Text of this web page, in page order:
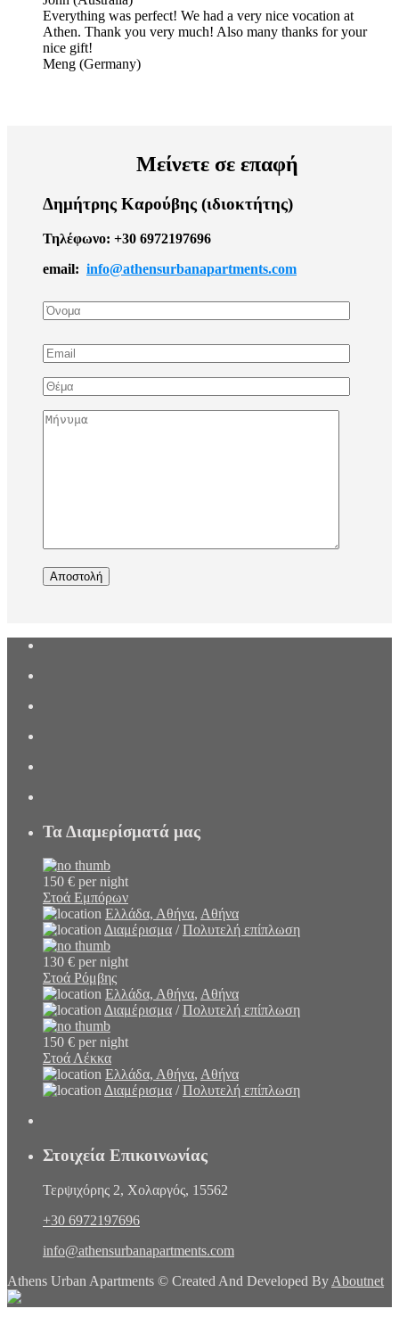
Everything was perfect! We had a very nice vocation at
Athen. Thank you very much! Also many thanks for your
nice gift!
Meng (Germany)
Μείνετε σε επαφή
Δημήτρης Καρούβης (ιδιοκτήτης)
Τηλέφωνο: +30 6972197696
email: info@athensurbanapartments.com
Αποστολή
Τα Διαμερίσματά μας
150 € per night
Στοά Εμπόρων
Ελλάδα, Αθήνα, Αθήνα
Διαμέρισμα /Πολυτελή επίπλωση
130 € per night
Στοά Ρόμβης
Ελλάδα, Αθήνα, Αθήνα
Διαμέρισμα /Πολυτελή επίπλωση
150 € per night
Στοά Λέκκα
Ελλάδα, Αθήνα, Αθήνα
Διαμέρισμα /Πολυτελή επίπλωση
Στοιχεία Επικοινωνίας
Τερψιχόρης 2, Χολαργός, 15562
+30 6972197696
info@athensurbanapartments.com
Athens Urban Apartments © Created And Developed By Aboutnet